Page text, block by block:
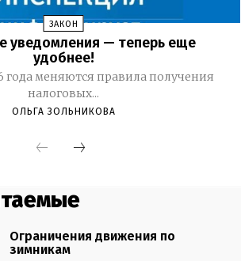
Ограничения движения по
зимникам